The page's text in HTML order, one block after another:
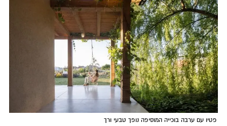
פטיו עם ערבה בוכייה המוסיפה נופך טבעי ורך